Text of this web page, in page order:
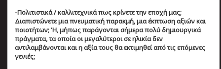
-Πολιτιστικά / καλλιτεχνικά πως κρίνετε την εποχή μας;
Διαπιστώνετε μια πνευματική παρακμή, μια έκπτωση αξιών και
ποιοτήτων; Ή, μήπως παράγονται σήμερα πολύ δημιουργικά
πράγματα, τα οποία οι μεγαλύτεροι σε ηλικία δεν
αντιλαμβάνονται και η αξία τους θα εκτιμηθεί από τις επόμενες
γενιές;